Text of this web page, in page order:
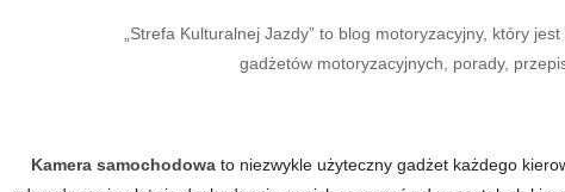
„Strefa Kulturalnej Jazdy” to blog motoryzacyjny, który
gadżetów motoryzacyjnych, porady,
Kamera samochodowato niezwykle użyteczny gadżet każdego